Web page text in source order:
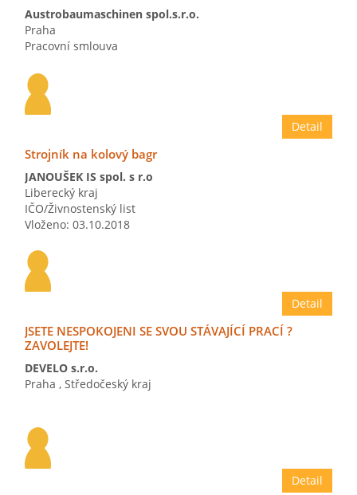
Austrobaumaschinen spol.s.r.o.
Praha
Pracovní smlouva
Detail
Strojník na kolový bagr
JANOUŠEK IS spol. s r.o
Liberecký kraj
IČO/Živnostenský list
Vloženo: 03.10.2018
Detail
JSETE NESPOKOJENI SE SVOU STÁVAJÍCÍ PRACÍ ?
ZAVOLEJTE!
DEVELO s.r.o.
Praha , Středočeský kraj
Detail